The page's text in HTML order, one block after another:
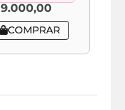
9.000,00
COMPRAR